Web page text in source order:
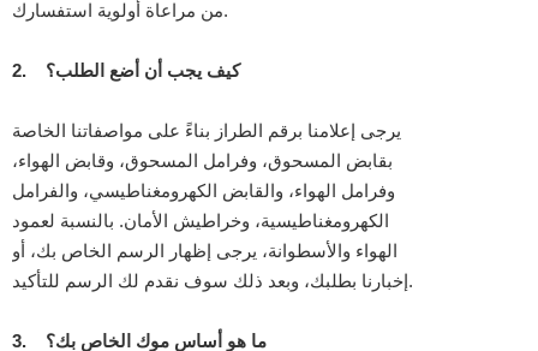
من مراعاة أولوية استفسارك.
2. كيف يجب أن أضع الطلب؟
يرجى إعلامنا برقم الطراز بناءً على مواصفاتنا الخاصة
بقابض المسحوق، وفرامل المسحوق، وقابض الهواء،
وفرامل الهواء، والقابض الكهرومغناطيسي، والفرامل
الكهرومغناطيسية، وخراطيش الأمان. بالنسبة لعمود
الهواء والأسطوانة، يرجى إظهار الرسم الخاص بك، أو
إخبارنا بطلبك، وبعد ذلك سوف نقدم لك الرسم للتأكيد.
3. ما هو أساس موك الخاص بك؟